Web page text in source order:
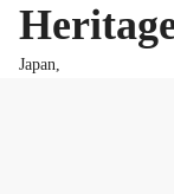
Japan,